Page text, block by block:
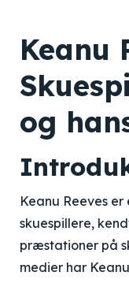
Keanu
og
Keanu Reeves
skuespillere,
præstationer på
medier har